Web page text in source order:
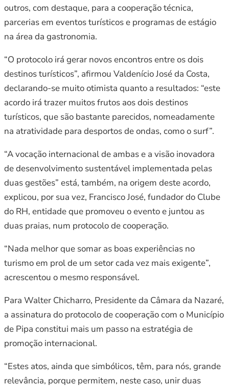
outros, com destaque, para a cooperação técnica,
parcerias em eventos turísticos e programas de estágio
na área da gastronomia.
“O protocolo irá gerar novos encontros entre os dois
destinos turísticos”, afirmou Valdenício José da Costa,
declarando-se muito otimista quanto a resultados: “este
acordo irá trazer muitos frutos aos dois destinos
turísticos, que são bastante parecidos, nomeadamente
na atratividade para desportos de ondas, como o surf”.
“A vocação internacional de ambas e a visão inovadora
de desenvolvimento sustentável implementada pelas
duas gestões” está, também, na origem deste acordo,
explicou, por sua vez, Francisco José, fundador do Clube
do RH, entidade que promoveu o evento e juntou as
duas praias, num protocolo de cooperação.
“Nada melhor que somar as boas experiências no
turismo em prol de um setor cada vez mais exigente”,
acrescentou o mesmo responsável.
Para Walter Chicharro, Presidente da Câmara da Nazaré,
a assinatura do protocolo de cooperação com o Município
de Pipa constitui mais um passo na estratégia de
promoção internacional.
“Estes atos, ainda que simbólicos, têm, para nós, grande
relevância, porque permitem, neste caso, unir duas